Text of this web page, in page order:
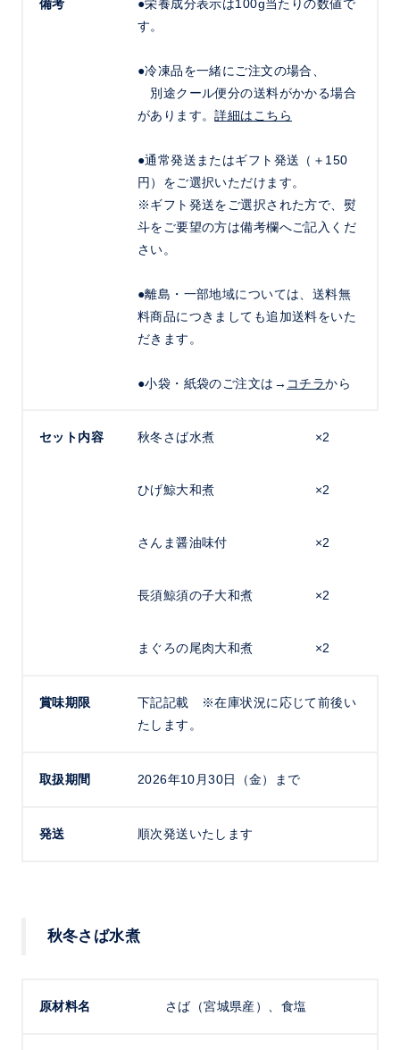
備考
●栄養成分表示は100g当たりの数値で
す。
●冷凍品を一緒にご注文の場合、
別途クール便分の送料がかかる場合
があります。詳細はこちら
●通常発送またはギフト発送（＋150
円）をご選択いただけます。
※ギフト発送をご選択された方で、熨
斗をご要望の方は備考欄へご記入くだ
さい。
●離島・一部地域については、送料無
料商品につきましても追加送料をいた
だきます。
●小袋・紙袋のご注文は→ コチラから
セット内容 秋冬さば水煮 ×2
ひげ鯨大和煮 ×2
さんま醤油味付 ×2
長須鯨須の子大和煮 ×2
まぐろの尾肉大和煮 ×2
賞味期限
下記記載 ※在庫状況に応じて前後い
たします。
取扱期間 2026年10月30日（金）まで
発送 順次発送いたします
秋冬さば水煮
原材料名 さば（宮城県産）、食塩